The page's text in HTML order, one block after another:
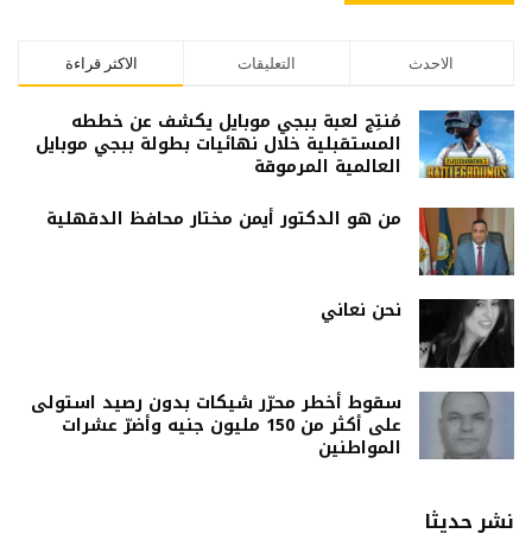
الاكثر قراءة التعليقات الاحدث
مُنتِج لعبة ببجي موبايل يكشف عن خططه
المستقبلية خلال نهائيات بطولة ببجي موبايل
العالمية المرموقة
من هو الدكتور أيمن مختار محافظ الدقهلية
نحن نعاني
سقوط أخطر محرّر شيكات بدون رصيد استولى
على أكثر من 150 مليون جنيه وأضرّ عشرات
المواطنين
نشر حديثا